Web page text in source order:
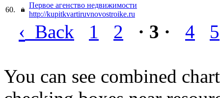
60.
Первое агенство недвижимости
http://kupitkvartiruvnovostroike.ru
‹ Back 1 2 · 3 · 4 5
You can see combined